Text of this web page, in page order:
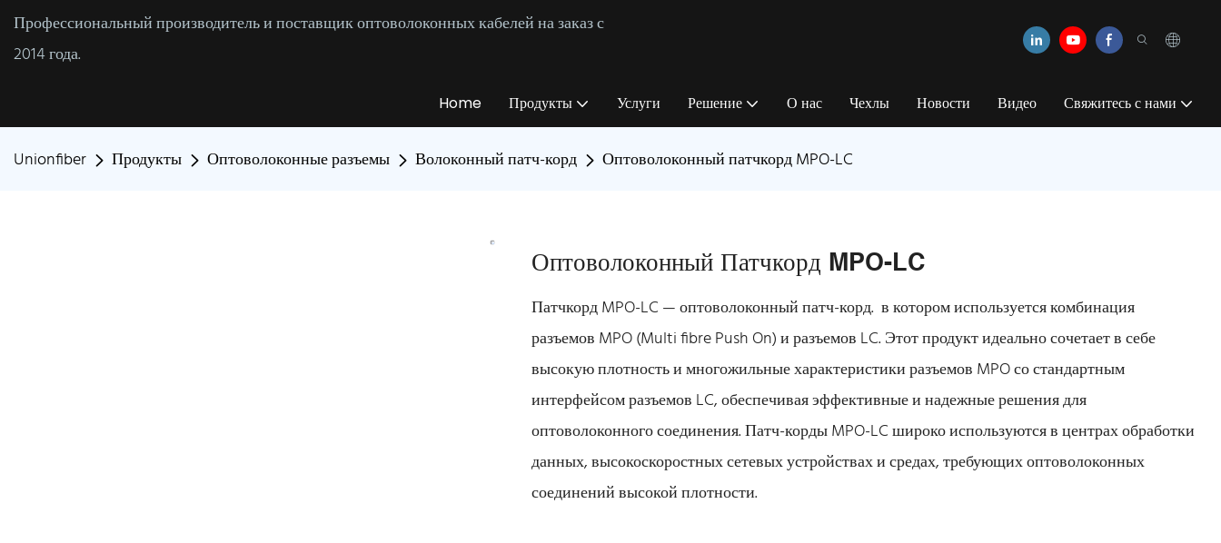
Профессиональный производитель и поставщик оптоволоконных кабелей на заказ с
2014 года.
Home Продукты Услуги Решение О нас Чехлы Новости Видео Свяжитесь с нами
Unionfiber Продукты Оптоволоконные разъемы Волоконный патч-корд Оптоволоконный патчкорд MPO-LC
Оптоволоконный Патчкорд MPO-LC
Патчкорд MPO-LC — оптоволоконный патч-корд. в котором используется комбинация
разъемов MPO (Multi fibre Push On) и разъемов LC. Этот продукт идеально сочетает в себе
высокую плотность и многожильные характеристики разъемов MPO со стандартным
интерфейсом разъемов LC, обеспечивая эффективные и надежные решения для
оптоволоконного соединения. Патч-корды MPO-LC широко используются в центрах обработки
данных, высокоскоростных сетевых устройствах и средах, требующих оптоволоконных
соединений высокой плотности.